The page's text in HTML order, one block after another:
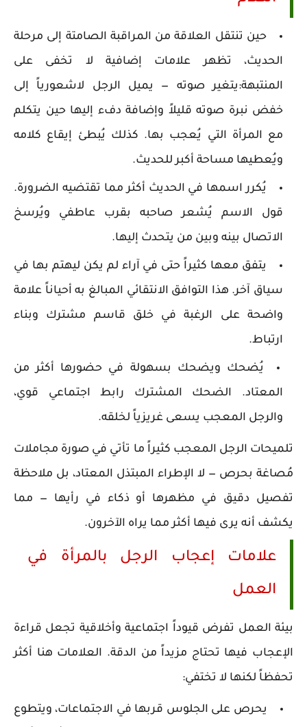
حين تنتقل العلاقة من المراقبة الصامتة إلى مرحلة
الحديث، تظهر علامات إضافية لا تخفى على
المنتبهة:يتغير صوته — يميل الرجل لاشعورياً إلى
خفض نبرة صوته قليلاً وإضافة دفء إليها حين يتكلم
مع المرأة التي يُعجب بها. كذلك يُبطئ إيقاع كلامه
ويُعطيها مساحة أكبر للحديث.
يُكرر اسمها في الحديث أكثر مما تقتضيه الضرورة.
قول الاسم يُشعر صاحبه بقرب عاطفي ويُرسخ
الاتصال بينه وبين من يتحدث إليها.
يتفق معها كثيراً حتى في آراء لم يكن ليهتم بها في
سياق آخر. هذا التوافق الانتقائي المبالغ به أحياناً علامة
واضحة على الرغبة في خلق قاسم مشترك وبناء
ارتباط.
يُضحك ويضحك بسهولة في حضورها أكثر من
المعتاد. الضحك المشترك رابط اجتماعي قوي،
والرجل المعجب يسعى غريزياً لخلقه.
تلميحات الرجل المعجب كثيراً ما تأتي في صورة مجاملات
مُصاغة بحرص — لا الإطراء المبتذل المعتاد، بل ملاحظة
تفصيل دقيق في مظهرها أو ذكاء في رأيها — مما
يكشف أنه يرى فيها أكثر مما يراه الآخرون.
علامات إعجاب الرجل بالمرأة في
العمل
بيئة العمل تفرض قيوداً اجتماعية وأخلاقية تجعل قراءة
الإعجاب فيها تحتاج مزيداً من الدقة. العلامات هنا أكثر
تحفظاً لكنها لا تختفي:
يحرص على الجلوس قربها في الاجتماعات، ويتطوع